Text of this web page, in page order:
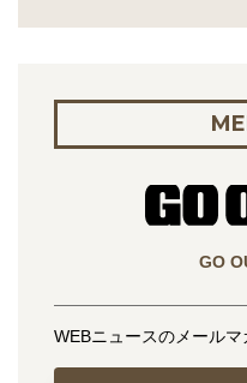
GO
WEBニュースのメール